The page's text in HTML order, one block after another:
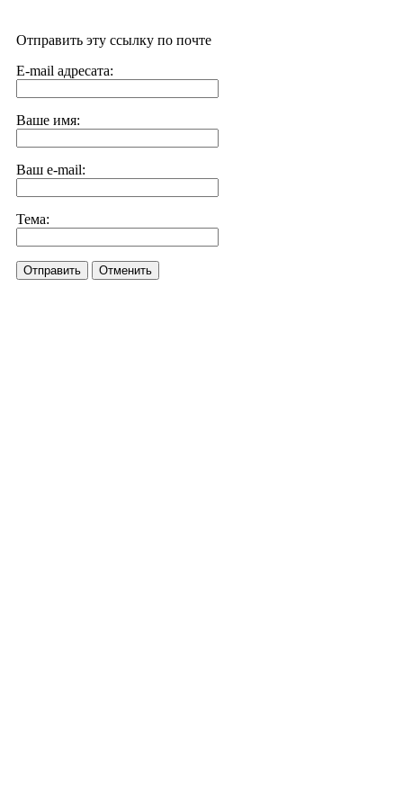
Отправить эту ссылку по почте
E-mail адресата:
Ваше имя:
Ваш e-mail:
Тема:
Отправить Отменить